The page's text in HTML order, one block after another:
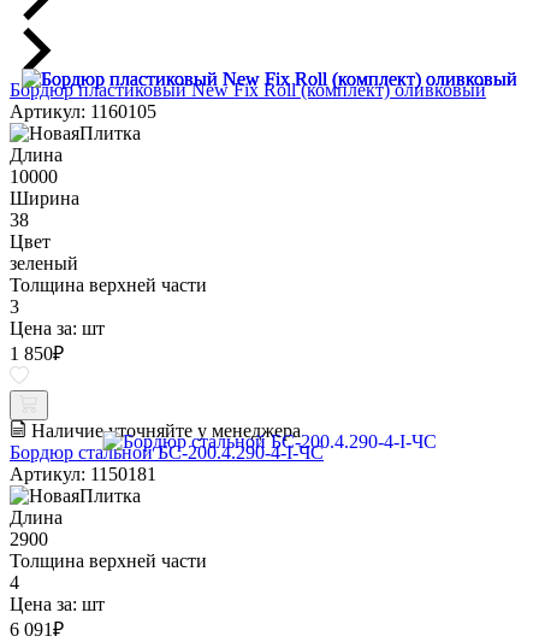
Бордюр пластиковый New Fix Roll (комплект) оливковый
Артикул: 1160105
Длина
10000
Ширина
38
Цвет
зеленый
Толщина верхней части
3
Цена за: шт
1 850₽
Наличие уточняйте у менеджера
Бордюр стальной БС-200.4.290-4-I-ЧС
Артикул: 1150181
Длина
2900
Толщина верхней части
4
Цена за: шт
6 091₽